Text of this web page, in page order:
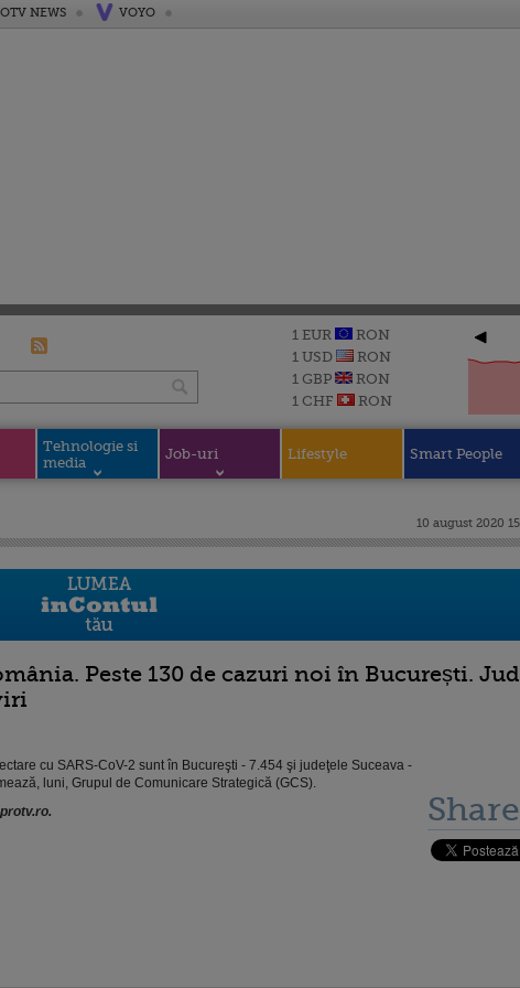
NEWS VOYO
1 EUR
RON
1 USD
RON
1 GBP
RON
1 CHF
RON
Tehnologie si
media
Job-uri Lifestyle Smart People
10 august 2020
Peste 130 de cazuri noi în București.
cu SARS-CoV-2 sunt în Bucureşti - 7.454 şi judeţele Suceava -
luni, Grupul de Comunicare Strategică (GCS).